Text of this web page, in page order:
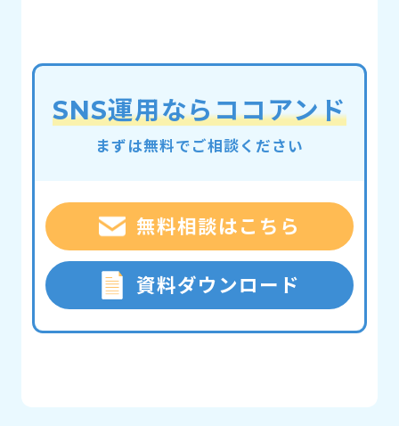
SNS運用ならココアンド
まずは無料でご相談ください
無料相談はこちら
資料ダウンロード